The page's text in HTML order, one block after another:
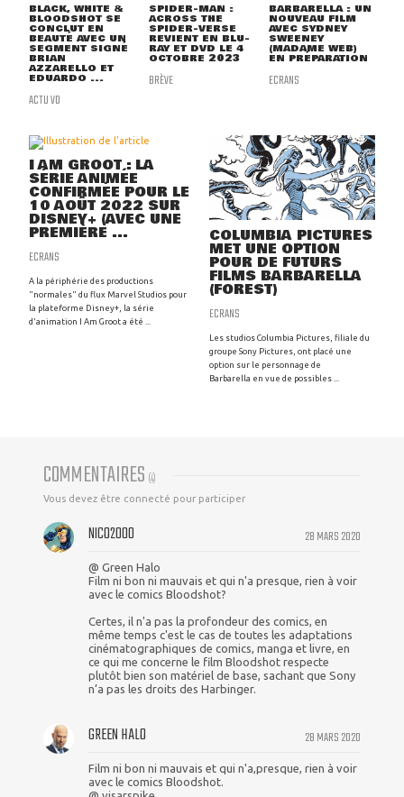
BLACK, WHITE &
BLOODSHOT SE
CONCLUT EN
BEAUTÉ AVEC UN
SEGMENT SIGNÉ
BRIAN
AZZARELLO ET
EDUARDO ...
ACTU VO
SPIDER-MAN :
ACROSS THE
SPIDER-VERSE
REVIENT EN BLU-
RAY ET DVD LE 4
OCTOBRE 2023
BRÈVE
BARBARELLA : UN
NOUVEAU FILM
AVEC SYDNEY
SWEENEY
(MADAME WEB)
EN PRÉPARATION
ECRANS
I AM GROOT : LA
SÉRIE ANIMÉE
CONFIRMÉE POUR LE
10 AOÛT 2022 SUR
DISNEY+ (AVEC UNE
PREMIÈRE ...
ECRANS
A la périphérie des productions
"normales" du flux Marvel Studios pour
la plateforme Disney+, la série
d'animation I Am Groot a été ...
COLUMBIA PICTURES
MET UNE OPTION
POUR DE FUTURS
FILMS BARBARELLA
(FOREST)
ECRANS
Les studios Columbia Pictures, filiale du
groupe Sony Pictures, ont placé une
option sur le personnage de
Barbarella en vue de possibles ...
COMMENTAIRES (4)
Vous devez être connecté pour participer
28 MARS 2020
NICO2000
@ Green Halo
Film ni bon ni mauvais et qui n'a presque, rien à voir
avec le comics Bloodshot?
Certes, il n'a pas la profondeur des comics, en
même temps c'est le cas de toutes les adaptations
cinématographiques de comics, manga et livre, en
ce qui me concerne le film Bloodshot respecte
plutôt bien son matériel de base, sachant que Sony
n’a pas les droits des Harbinger.
28 MARS 2020
GREEN HALO
Film ni bon ni mauvais et qui n'a,presque, rien à voir
avec le comics Bloodshot.